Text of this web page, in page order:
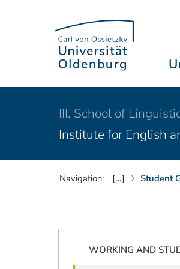
III. School of
Institute for English
Navigation: […] Student
WORKING AND